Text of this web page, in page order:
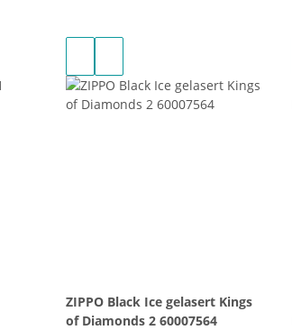
ZIPPO Black Ice gelasert Kings
of Diamonds 2 60007564